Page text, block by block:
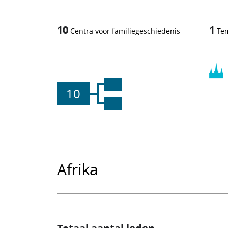
10 Centra voor familiegeschiedenis
10
1
Afrika